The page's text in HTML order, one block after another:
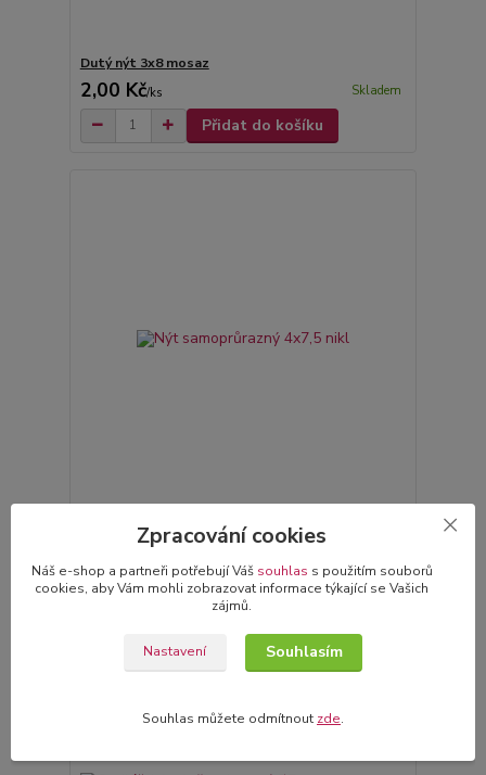
Dutý nýt 3x8 mosaz
2,00 Kč/ks Skladem
Přidat do košíku
3,00 Kč/ks
Přidat do košíku
Zpracování cookies
Náš e-shop a partneři potřebují Váš souhlas s použitím souborů
cookies, aby Vám mohli zobrazovat informace týkající se Vašich
zájmů.
Nastavení Souhlasím
Souhlas můžete odmítnout zde.